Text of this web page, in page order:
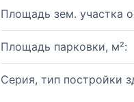
Площадь зем. участка
Площадь парковки, м²:
Серия, тип постройки